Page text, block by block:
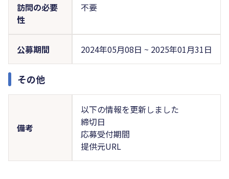
訪問の必要
性
不要
公募期間 2024年05月08日 ~ 2025年01月31日
その他
備考
以下の情報を更新しました
締切日
応募受付期間
提供元URL